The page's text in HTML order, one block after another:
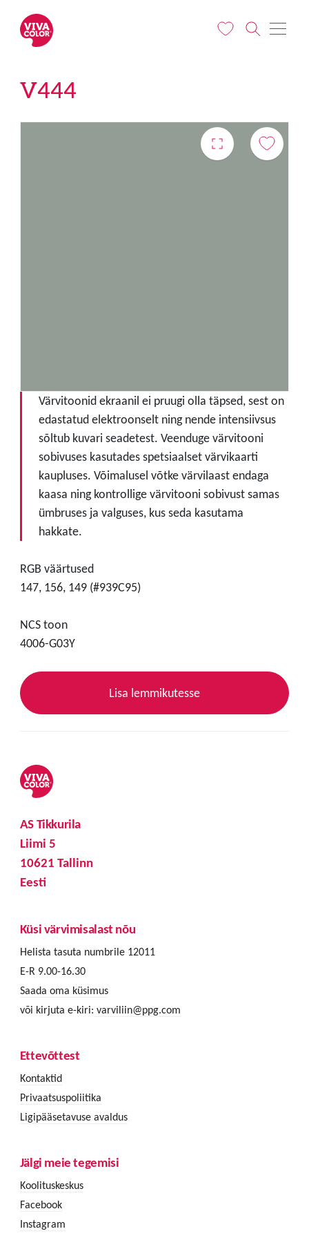
V444
Värvitoonid ekraanil ei pruugi olla täpsed, sest on
edastatud elektroonselt ning nende intensiivsus
sõltub kuvari seadetest. Veenduge värvitooni
sobivuses kasutades spetsiaalset värvikaarti
kaupluses. Võimalusel võtke värvilaast endaga
kaasa ning kontrollige värvitooni sobivust samas
ümbruses ja valguses, kus seda kasutama
hakkate.
RGB väärtused
147, 156, 149 (#939C95)
NCS toon
4006-G03Y
Lisa lemmikutesse
AS Tikkurila
Liimi 5
10621 Tallinn
Eesti
Küsi värvimisalast nõu
Helista tasuta numbrile 12011
E-R 9.00-16.30
Saada oma küsimus
või kirjuta e-kiri: varviliin@ppg.com
Ettevõttest
Kontaktid
Privaatsuspoliitika
Ligipääsetavuse avaldus
Jälgi meie tegemisi
Koolituskeskus
Facebook
Instagram